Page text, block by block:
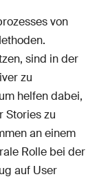
von
sind in der
zu
helfen dabei,
Stories zu
an einem
Rolle bei der
auf User